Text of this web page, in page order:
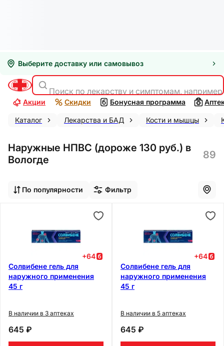
Выберите доставку или самовывоз
Поиск по лекарству и симптомам,
Акции Скидки Бонусная программа
Каталог Лекарства и БАД Кости и мышцы
Наружные НПВС (дороже 130 руб.) в
Вологде
89
По популярности Фильтр
+64
Солвибене гель для
наружного применения
45 г
В наличии в 3 аптеках
645 ₽
+64
Солвибене гель для
наружного применения
45 г
В наличии в 5 аптеках
645 ₽